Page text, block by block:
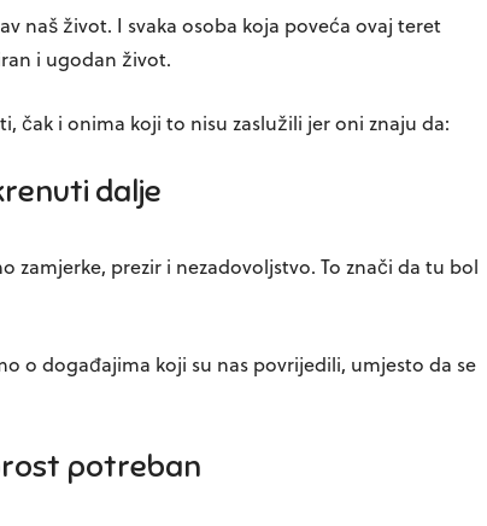
naš život. I svaka osoba koja poveća ovaj teret
i ugodan život.
čak i onima koji to nisu zaslužili jer oni znaju da:
dalje
zamjerke, prezir i nezadovoljstvo. To znači da tu bol
o događajima koji su nas povrijedili, umjesto da se
potreban